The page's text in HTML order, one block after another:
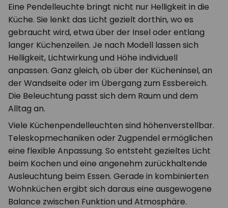
Eine Pendelleuchte bringt nicht nur Helligkeit in die
Küche. Sie lenkt das Licht gezielt dorthin, wo es
gebraucht wird, etwa über der Insel oder entlang
langer Küchenzeilen. Je nach Modell lassen sich
Helligkeit, Lichtwirkung und Höhe individuell
anpassen. Ganz gleich, ob über der Kücheninsel, an
der Wandseite oder im Übergang zum Essbereich.
Die Beleuchtung passt sich dem Raum und dem
Alltag an.
Viele Küchenpendelleuchten sind höhenverstellbar.
Teleskopmechaniken oder Zugpendel ermöglichen
eine flexible Anpassung. So entsteht gezieltes Licht
beim Kochen und eine angenehm zurückhaltende
Ausleuchtung beim Essen. Gerade in kombinierten
Wohnküchen ergibt sich daraus eine ausgewogene
Balance zwischen Funktion und Atmosphäre.